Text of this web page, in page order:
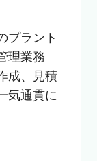
プラント
理業務
成、見積
気通貫に